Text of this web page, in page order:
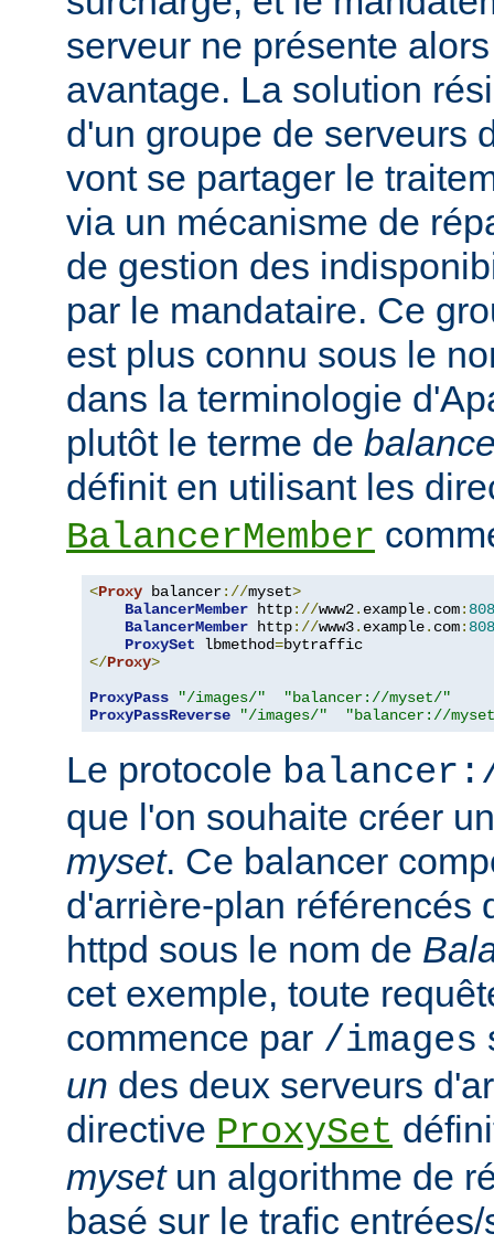
serveur ne présente
avantage. La solution
d'un groupe de serveurs
vont se partager le
via un mécanisme de
de gestion des
par le mandataire. Ce
est plus connu sous le
dans la terminologie
plutôt le terme de
définit en utilisant les
BalancerMember
<Proxy balancer://myset>
BalancerMember http://www2. example. com:
BalancerMember http://www3. example. com:
ProxySet lbmethod=
</Proxy>
ProxyPass
"/images/"
"balancer://myset/"
ProxyPassReverse
"/images/" "balancer://
Le protocole
que l'on souhaite créer
myset. Ce balancer
d'arrière-plan référencés
httpd sous le nom de
cet exemple, toute
commence par /images
un des deux serveurs
directive ProxySet
mysetun algorithme de
basé sur le trafic